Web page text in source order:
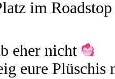
im
eher nicht
eure